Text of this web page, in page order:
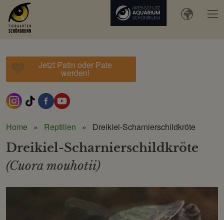
Jetzt Patin oder Pate
werden!
Home Reptilien Dreikiel-Scharnierschildkröte
Dreikiel-Scharnierschildkröte
(Cuora mouhotii)